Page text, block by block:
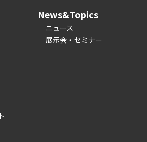
News&Topics
ニュース
展示会・セミナー